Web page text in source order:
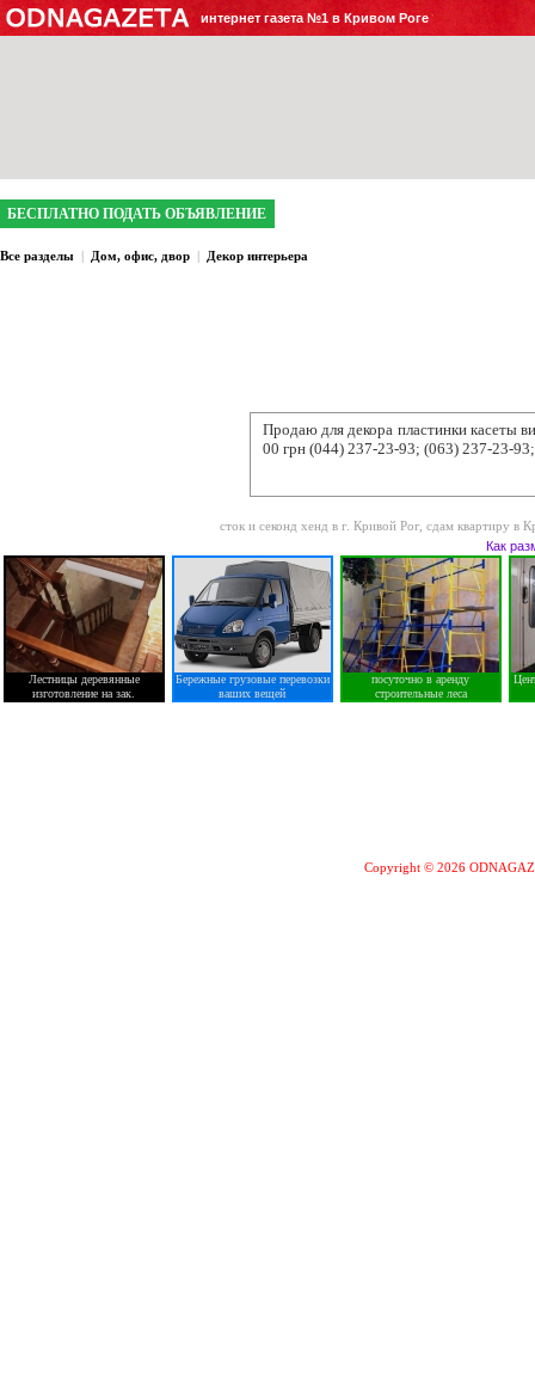
интернет газета №1 в Кривом Роге
БЕСПЛАТНО ПОДАТЬ ОБЪЯВЛЕНИЕ
Все разделы | Дом, офис, двор | Декор интерьера
Продаю для декора пластинки касеты
00 грн (044) 237-23-93; (063) 237-23-
сток и секонд хенд в г. Кривой Рог,сдам квартиру в
Как
Лестницы деревянные
изготовление на зак.
Бережные грузовые перевозки
ваших вещей
посуточно в аренду
строительные леса
Copyright © 2026